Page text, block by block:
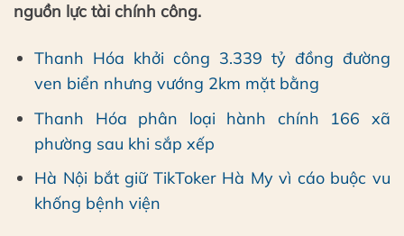
nguồn lực tài chính công.
Thanh Hóa khởi công 3.339 tỷ đồng đường
ven biển nhưng vướng 2km mặt bằng
Thanh Hóa phân loại hành chính 166 xã
phường sau khi sắp xếp
Hà Nội bắt giữ TikToker Hà My vì cáo buộc vu
khống bệnh viện